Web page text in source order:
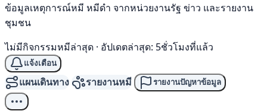
ข้อมูลเหตุการณ์หมี หมีดำ จากหน่วยงานรัฐ ข่าว และรายงาน
ชุมชน
ไม่มีกิจกรรมหมีล่าสุด · อัปเดตล่าสุด: 5ชั่วโมงที่แล้ว
แจ้งเตือน
แผนเดินทาง รายงานหมี รายงานปัญหาข้อมูล